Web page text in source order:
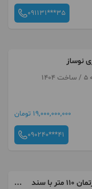
091131***35
19,000,000,000 تومان
090240***41
یک واحد اپارتمان ۱۱۰ متر با سند